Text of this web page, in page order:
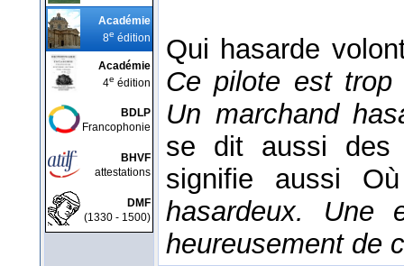
Académie
8e édition
Académie
4e édition
BDLP
Francophonie
BHVF
attestations
DMF
(1330 - 1500)
Qui hasarde
Ce pilote est trop
Un marchand
se dit aussi
signifie aussi
hasardeux. Une
heureusement de